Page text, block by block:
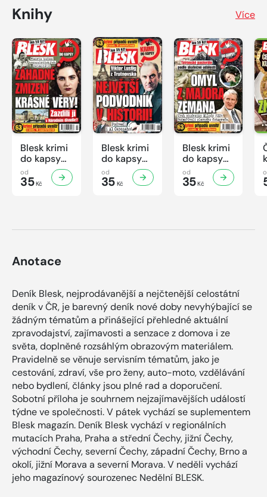
Knihy Více
Blesk krimi
do kapsy
č.7/2026
od
35Kč
Blesk krimi
do kapsy
č.6/2026
od
35Kč
Blesk krimi
do kapsy
č.5/2026
od
35Kč
Anotace
Deník Blesk, nejprodávanější a nejčtenější celostátní
deník v ČR, je barevný deník nové doby nevyhýbající se
žádným tématům a přinášející přehledné aktuální
zpravodajství, zajímavosti a senzace z domova i ze
světa, doplněné rozsáhlým obrazovým materiálem.
Pravidelně se věnuje servisním tématům, jako je
cestování, zdraví, vše pro ženy, auto-moto, vzdělávání
nebo bydlení, články jsou plné rad a doporučení.
Sobotní příloha je souhrnem nejzajímavějších událostí
týdne ve společnosti. V pátek vychází se suplementem
Blesk magazín. Deník Blesk vychází v regionálních
mutacích Praha, Praha a střední Čechy, jižní Čechy,
východní Čechy, severní Čechy, západní Čechy, Brno a
okolí, jižní Morava a severní Morava. V neděli vychází
jeho magazínový sourozenec Nedělní BLESK.